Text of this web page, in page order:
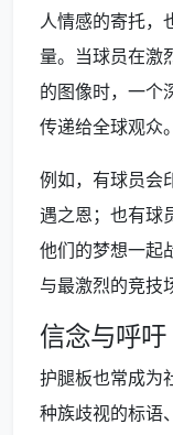
人情感的寄托，
量。当球员在激
的图像时，一个
传递给全球观众。
例如，有球员会
遇之恩；也有球
他们的梦想一起
与最激烈的竞技
信念与呼吁
护腿板也常成为
种族歧视的标语